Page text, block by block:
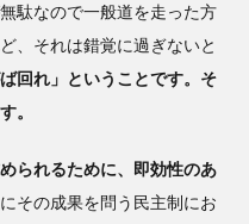
駄なので一般道を走った方
、それは錯覚に過ぎないと
回れ」ということです。そ
。
られるために、即効性のあ
その成果を問う民主制にお